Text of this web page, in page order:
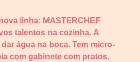
linha: MASTERCHEF
talentos na cozinha. A
água na boca. Tem micro-
com gabinete com pratos,